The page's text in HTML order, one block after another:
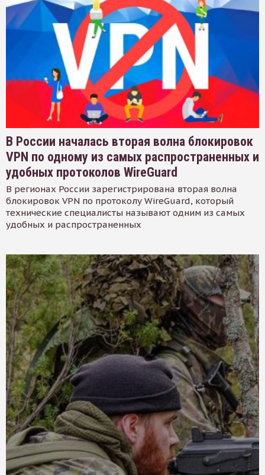
В России началась вторая волна блокировок
VPN по одному из самых распространенных и
удобных протоколов WireGuard
В регионах России зарегистрирована вторая волна
блокировок VPN по протоколу WireGuard, который
технические специалисты называют одним из самых
удобных и распространенных